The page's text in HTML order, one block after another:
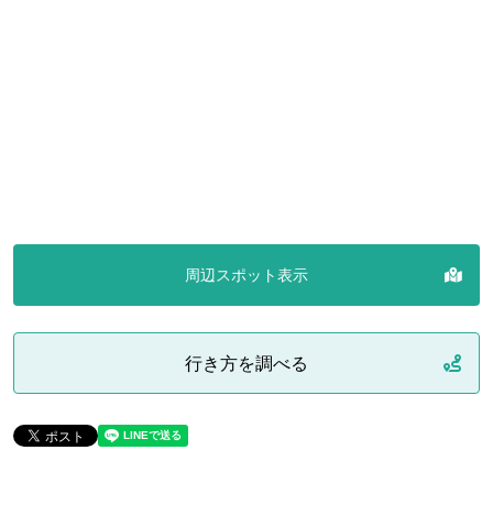
周辺スポット表示
行き方を調べる